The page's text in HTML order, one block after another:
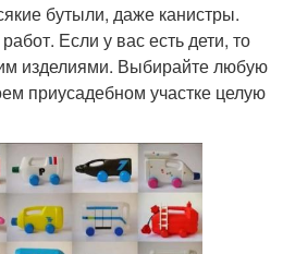
бутыли, даже канистры.
Если у вас есть дети, то
изделиями. Выбирайте любую
приусадебном участке целую